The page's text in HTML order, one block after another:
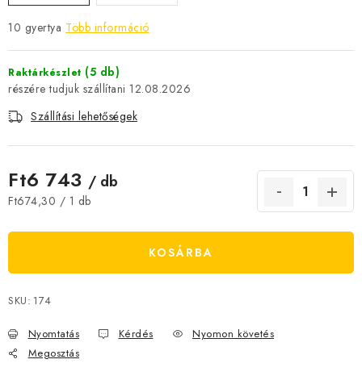
ÉTREND-KIEGÉSZÍTŐK
Kőboltos üzlet A történetünk
Írtak rólunk
Gyakori kérdések FAQ
10 gyertya Több információ
Raktárkészlet (5 db)
12.08.2026
Szállítási lehetőségek
Ft6 743 / db
Egységár:
Ft674,30 / 1 db
KOSÁRBA
SKU: 174
Nyomtatás Kérdés
Nyomon követés
Megosztás